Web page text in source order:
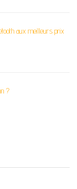
aux meilleurs prix
?